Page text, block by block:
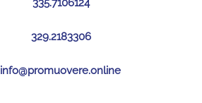
335.7106124
329.2183306
info@promuovere.online